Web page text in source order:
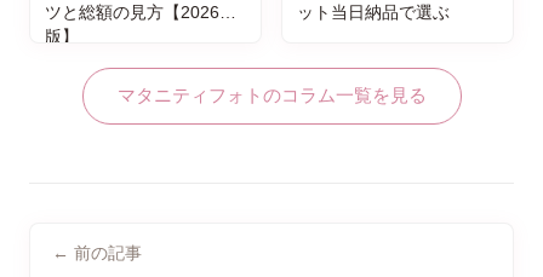
ツと総額の見方【2026年
版】
ット当日納品で選ぶ
マタニティフォトのコラム一覧を見る
← 前の記事